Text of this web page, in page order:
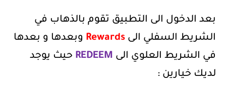
بعد الدخول الى التطبيق تقوم بالذهاب في
الشريط السفلي الى Rewards وبعدها و بعدها
في الشريط العلوي الى REDEEM حيث يوجد
لديك خيارين :